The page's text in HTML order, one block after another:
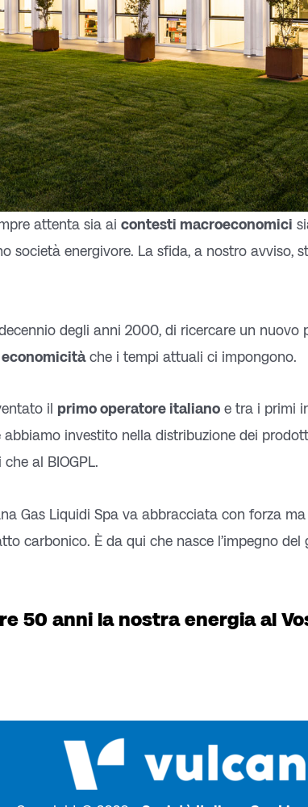
attenta sia ai contesti macroeconomici
società energivore. La sfida, a nostro avviso,
degli anni 2000, di ricercare un nuovo
che i tempi attuali ci impongono.
il primo operatore italiano e tra i primi
investito nella distribuzione dei
al BIOGPL.
Gas Liquidi Spa va abbracciata con forza
carbonico. È da qui che nasce l’impegno
50 anni la nostra energia al